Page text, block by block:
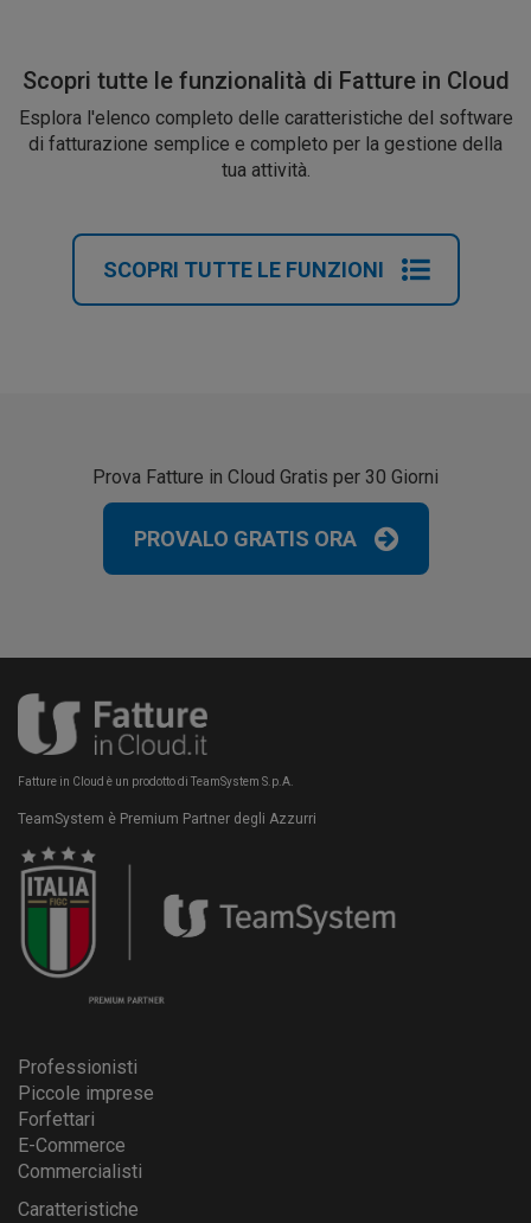
Scopri tutte le funzionalità di Fatture in Cloud
Esplora l'elenco completo delle caratteristiche del software
di fatturazione semplice e completo per la gestione della
tua attività.
SCOPRI TUTTE LE FUNZIONI
Prova Fatture in Cloud Gratis per 30 Giorni
PROVALO GRATIS ORA
Fatture in Cloud è un prodotto di TeamSystem S.p.A.
TeamSystem è Premium Partner degli Azzurri
Professionisti
Piccole imprese
Forfettari
E-Commerce
Commercialisti
Caratteristiche